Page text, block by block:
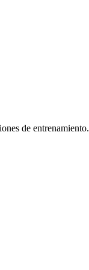
de entrenamiento.